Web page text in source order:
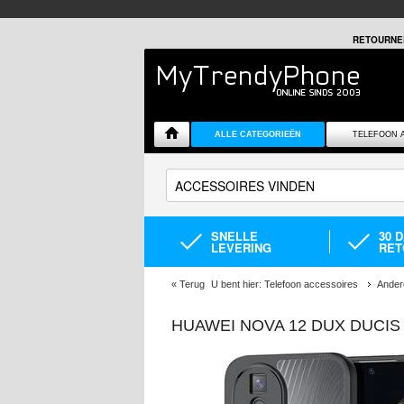
ALLE CATEGORIEËN TELEFOON
SNELLE
LEVERING
30
« Terug U bent hier: Telefoon accessoires
HUAWEI NOVA 12 DUX